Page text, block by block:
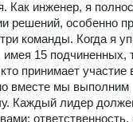
Как инженер, я
решений, особенно
команды. Когда я
15 подчиненных,
принимает участие
вместе мы выполним
Каждый лидер
ответственность,